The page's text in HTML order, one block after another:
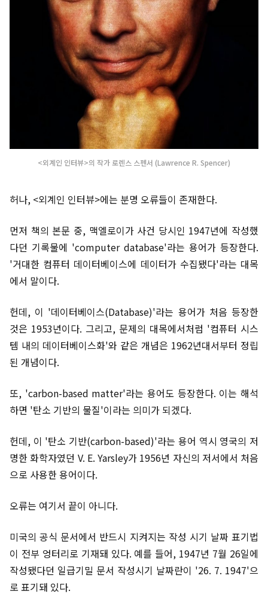
<외계인 인터뷰>의 작가 로렌스 스펜서 (Lawrence R. Spencer)
허나, <외계인 인터뷰>에는 분명 오류들이 존재한다.
먼저 책의 본문 중, 맥엘로이가 사건 당시인 1947년에 작성했
다던 기록물에 'computer database'라는 용어가 등장한다.
'거대한 컴퓨터 데이터베이스에 데이터가 수집됐다'라는 대목
에서 말이다.
헌데, 이 '데이터베이스(Database)'라는 용어가 처음 등장한
것은 1953년이다. 그리고, 문제의 대목에서처럼 '컴퓨터 시스
템 내의 데이터베이스화'와 같은 개념은 1962년대서부터 정립
된 개념이다.
또, 'carbon-based matter'라는 용어도 등장한다. 이는 해석
하면 '탄소 기반의 물질'이라는 의미가 되겠다.
헌데, 이 '탄소 기반(carbon-based)'라는 용어 역시 영국의 저
명한 화학자였던 V. E. Yarsley가 1956년 자신의 저서에서 처음
으로 사용한 용어이다.
오류는 여기서 끝이 아니다.
미국의 공식 문서에서 반드시 지켜지는 작성 시기 날짜 표기법
이 전부 엉터리로 기재돼 있다. 예를 들어, 1947년 7월 26일에
작성됐다던 일급기밀 문서 작성시기 날짜란이 '26. 7. 1947'으
로 표기돼 있다.